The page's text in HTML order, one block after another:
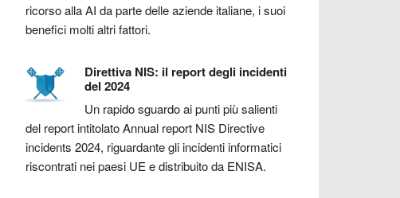
ricorso alla AI da parte delle aziende italiane, i suoi
benefici molti altri fattori.
Direttiva NIS: il report degli incidenti
del 2024
Un rapido sguardo ai punti più salienti
del report intitolato Annual report NIS Directive
incidents 2024, riguardante gli incidenti informatici
riscontrati nei paesi UE e distribuito da ENISA.